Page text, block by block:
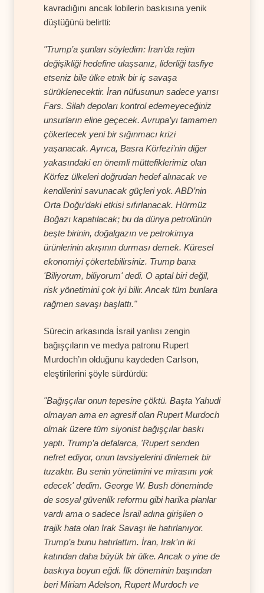
kavradığını ancak lobilerin baskısına yenik
düştüğünü belirtti:
"Trump’a şunları söyledim: İran’da rejim
değişikliği hedefine ulaşsanız, liderliği tasfiye
etseniz bile ülke etnik bir iç savaşa
sürüklenecektir. İran nüfusunun sadece yarısı
Fars. Silah depoları kontrol edemeyeceğiniz
unsurların eline geçecek. Avrupa’yı tamamen
çökertecek yeni bir sığınmacı krizi
yaşanacak. Ayrıca, Basra Körfezi’nin diğer
yakasındaki en önemli müttefiklerimiz olan
Körfez ülkeleri doğrudan hedef alınacak ve
kendilerini savunacak güçleri yok. ABD’nin
Orta Doğu’daki etkisi sıfırlanacak. Hürmüz
Boğazı kapatılacak; bu da dünya petrolünün
beşte birinin, doğalgazın ve petrokimya
ürünlerinin akışının durması demek. Küresel
ekonomiyi çökertebilirsiniz. Trump bana
'Biliyorum, biliyorum' dedi. O aptal biri değil,
risk yönetimini çok iyi bilir. Ancak tüm bunlara
rağmen savaşı başlattı."
Sürecin arkasında İsrail yanlısı zengin
bağışçıların ve medya patronu Rupert
Murdoch’ın olduğunu kaydeden Carlson,
eleştirilerini şöyle sürdürdü:
"Bağışçılar onun tepesine çöktü. Başta Yahudi
olmayan ama en agresif olan Rupert Murdoch
olmak üzere tüm siyonist bağışçılar baskı
yaptı. Trump’a defalarca, 'Rupert senden
nefret ediyor, onun tavsiyelerini dinlemek bir
tuzaktır. Bu senin yönetimini ve mirasını yok
edecek' dedim. George W. Bush döneminde
de sosyal güvenlik reformu gibi harika planlar
vardı ama o sadece İsrail adına girişilen o
trajik hata olan Irak Savaşı ile hatırlanıyor.
Trump’a bunu hatırlattım. İran, Irak’ın iki
katından daha büyük bir ülke. Ancak o yine de
baskıya boyun eğdi. İlk döneminin başından
beri Miriam Adelson, Rupert Murdoch ve